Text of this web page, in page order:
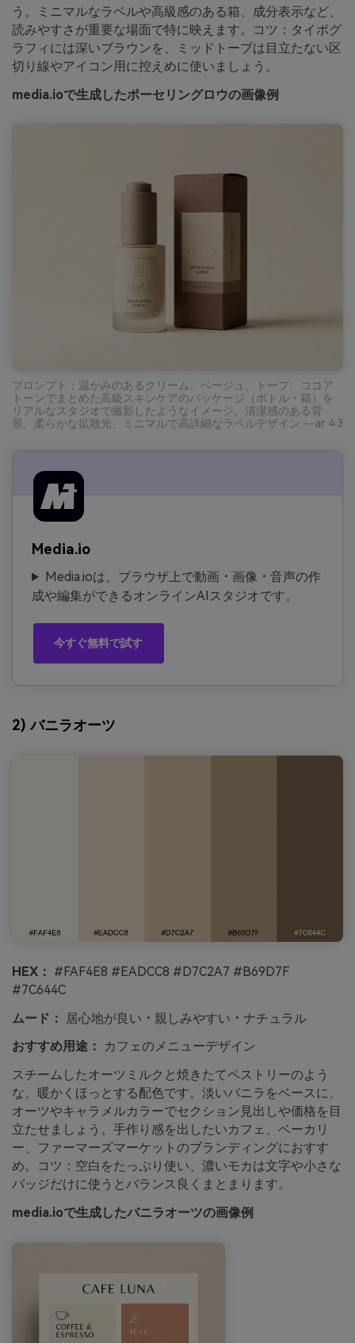
う。ミニマルなラベルや高級感のある箱、成分表示など、
読みやすさが重要な場面で特に映えます。コツ：タイポグ
ラフィには深いブラウンを、ミッドトープは目立たない区
切り線やアイコン用に控えめに使いましょう。
media.ioで生成したポーセリングロウの画像例
プロンプト：温かみのあるクリーム、ベージュ、トープ、ココア
トーンでまとめた高級スキンケアのパッケージ（ボトル・箱）を
リアルなスタジオで撮影したようなイメージ。清潔感のある背
景、柔らかな拡散光、ミニマルで高詳細なラベルデザイン --ar 4:3
Media.io
Media.ioは、ブラウザ上で動画・画像・音声の作
成や編集ができるオンラインAIスタジオです。
今すぐ無料で試す
2) バニラオーツ
HEX： #FAF4E8 #EADCC8 #D7C2A7 #B69D7F
#7C644C
ムード：
居心地が良い・親しみやすい・ナチュラル
おすすめ用途：
カフェのメニューデザイン
スチームしたオーツミルクと焼きたてペストリーのよう
な、暖かくほっとする配色です。淡いバニラをベースに、
オーツやキャラメルカラーでセクション見出しや価格を目
立たせましょう。手作り感を出したいカフェ、ベーカリ
ー、ファーマーズマーケットのブランディングにおすす
め。コツ：空白をたっぷり使い、濃いモカは文字や小さな
バッジだけに使うとバランス良くまとまります。
media.ioで生成したバニラオーツの画像例